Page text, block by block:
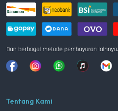
FacebookInstagramWhatsapp
Tiktok
Tentang Kami